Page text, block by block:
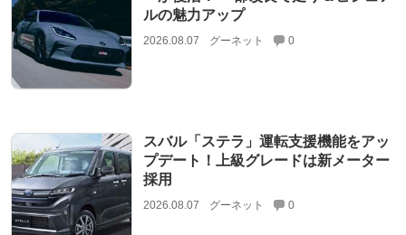
ルの魅力アップ
2026.08.07 グーネット 0
スバル「ステラ」運転支援機能をアッ
プデート！上級グレードは新メーター
採用
2026.08.07 グーネット 0